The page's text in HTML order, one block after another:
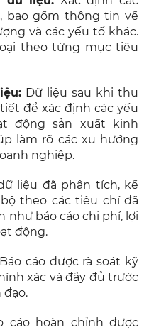
bao gồm thông tin về
và các yếu tố khác.
theo từng mục tiêu
Dữ liệu sau khi thu
để xác định các yếu
động sản xuất kinh
làm rõ các xu hướng
nghiệp.
liệu đã phân tích, kế
theo các tiêu chí đã
như báo cáo chi phí, lợi
động.
Báo cáo được rà soát kỹ
xác và đầy đủ trước
đạo.
cáo hoàn chỉnh được